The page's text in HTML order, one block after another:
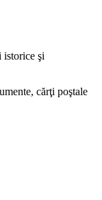
şi
cărţi poştale